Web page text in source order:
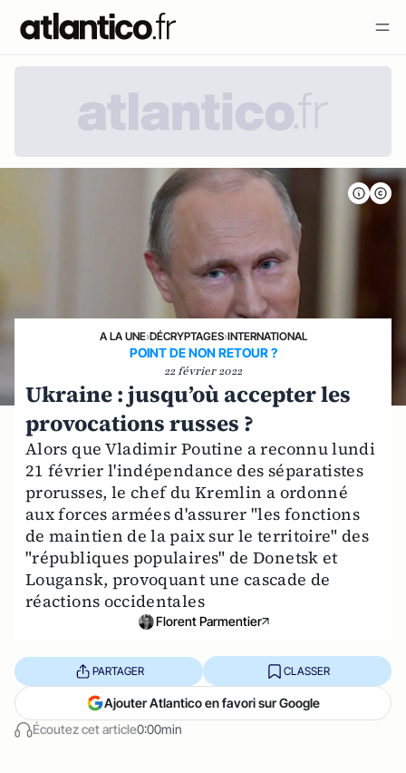
A LA UNE›DÉCRYPTAGES›INTERNATIONAL
POINT DE NON RETOUR ?
22 février 2022
Ukraine : jusqu’où accepter les
provocations russes ?
Alors que Vladimir Poutine a reconnu lundi
21 février l'indépendance des séparatistes
prorusses, le chef du Kremlin a ordonné
aux forces armées d'assurer "les fonctions
de maintien de la paix sur le territoire" des
"républiques populaires" de Donetsk et
Lougansk, provoquant une cascade de
réactions occidentales
Florent Parmentier
Écoutez cet article0:00min
PARTAGER CLASSER
Ajouter Atlantico en favori sur Google